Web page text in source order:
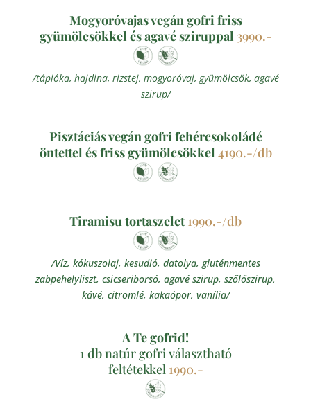
Mogyoróvajas vegán gofri friss
gyümölcsökkel és agavé sziruppal 3990.-
/tápióka, hajdina, rizstej, mogyoróvaj, gyümölcsök, agavé
szirup/
Pisztáciás vegán gofri fehércsokoládé
öntettel és friss gyümölcsökkel 4190.-/db
Tiramisu tortaszelet 1990.-/db
/Víz, kókuszolaj, kesudió, datolya, gluténmentes
zabpehelyliszt, csicseriborsó, agavé szirup, szőlőszirup,
kávé, citromlé, kakaópor, vanília/
A Te gofrid!
1 db natúr gofri választható
feltétekkel 1990.-